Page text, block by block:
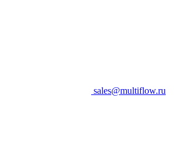
sales@multiflow.ru